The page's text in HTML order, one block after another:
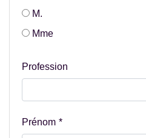
M.
Mme
Profession
Prénom